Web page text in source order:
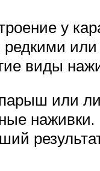
у
редкими
виды
или